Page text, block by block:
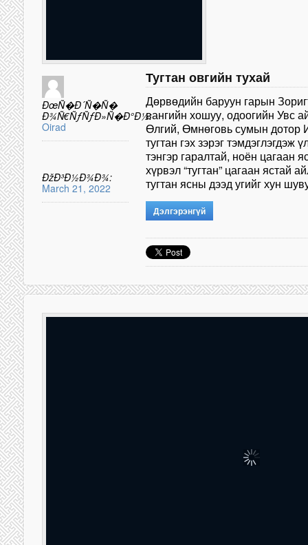
ÐœÑ�Ð´Ñ�Ñ�
Ð¾Ñ€ÑƒÑƒÐ»Ñ�Ð°Ð½:
Oirad
ÐžÐ³Ð½Ð¾Ð¾:
March 21, 2022
Тугтан овгийн тухай
Дөрвөдийн баруун гарын
вангийн хошуу, одоогийн Увс
Өлгий, Өмнөговь сумын дотор
тугтан гэх зэрэг
тэнгэр гаралтай, ноён цагаан
хүрвэл “тугтан” цагаан ястай
тугтан ясны дээд угийг хун
Дэлгэрэнгүй